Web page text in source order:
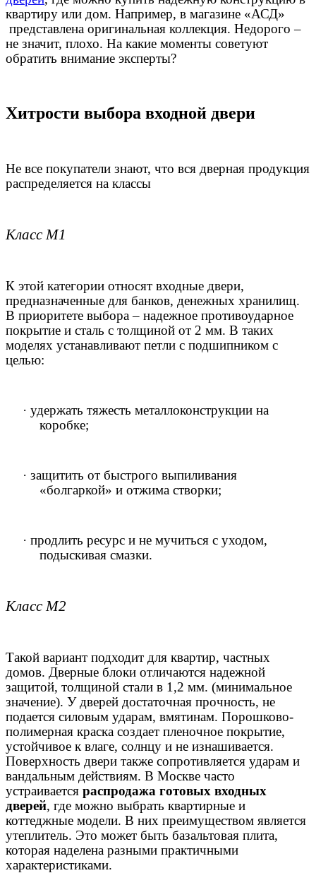
квартиру или дом. Например, в магазине «АСД»
представлена оригинальная коллекция. Недорого –
не значит, плохо. На какие моменты советуют
обратить внимание эксперты?
Хитрости выбора входной двери
Не все покупатели знают, что вся дверная продукция
распределяется на классы
Класс М1
К этой категории относят входные двери,
предназначенные для банков, денежных хранилищ.
В приоритете выбора – надежное противоударное
покрытие и сталь с толщиной от 2 мм. В таких
моделях устанавливают петли с подшипником с
целью:
· удержать тяжесть металлоконструкции на
коробке;
· защитить от быстрого выпиливания
«болгаркой» и отжима створки;
· продлить ресурс и не мучиться с уходом,
подыскивая смазки.
Класс М2
Такой вариант подходит для квартир, частных
домов. Дверные блоки отличаются надежной
защитой, толщиной стали в 1,2 мм. (минимальное
значение). У дверей достаточная прочность, не
подается силовым ударам, вмятинам. Порошково-
полимерная краска создает пленочное покрытие,
устойчивое к влаге, солнцу и не изнашивается.
Поверхность двери также сопротивляется ударам и
вандальным действиям. В Москве часто
устраивается распродажа готовых входных
дверей, где можно выбрать квартирные и
коттеджные модели. В них преимуществом является
утеплитель. Это может быть базальтовая плита,
которая наделена разными практичными
характеристиками.